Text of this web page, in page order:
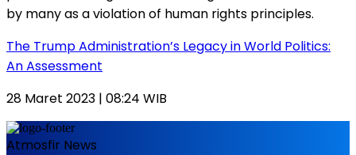
The Trump Administration’s Legacy in World Politics:
An Assessment
28 Maret 2023 | 08:24 WIB
Atmosfir News